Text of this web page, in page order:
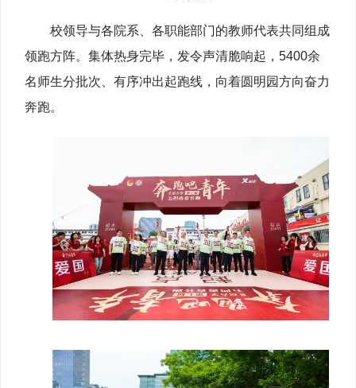
校领导与各院系、各职能部门的教师代表共同组成
领跑方阵。集体热身完毕，发令声清脆响起，5400余
名师生分批次、有序冲出起跑线，向着圆明园方向奋力
奔跑。